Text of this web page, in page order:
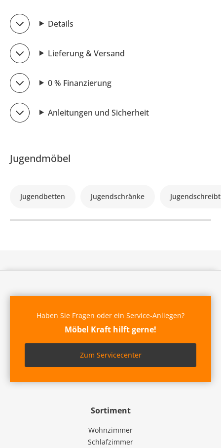
Details
Lieferung & Versand
0 % Finanzierung
Anleitungen und Sicherheit
Jugendmöbel
Jugendbetten Jugendschränke
Sortiment
Wohnzimmer
Schlafzimmer
Haben Sie Fragen oder ein Service-Anliegen?
Möbel Kraft hilft gerne!
Zum Servicecenter